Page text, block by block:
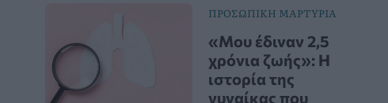
ΠΡΟΣΩΠΙΚΗ ΜΑΡΤΥΡΙΑ
«Μου έδιναν 2,5
χρόνια ζωής»: Η
ιστορία της
γυναίκας που